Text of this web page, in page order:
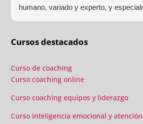
humano, variado y experto, y
añadido con multitud de formaciones,
gran liderazgo de Beatriz Ricondo!!!
Cursos destacados
Curso de coaching
Curso coaching online
Curso coaching equipos y liderazgo
Curso inteligencia emocional y